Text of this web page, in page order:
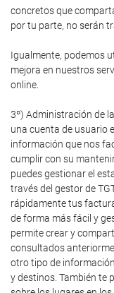
concretos que
por tu parte, no serán
Igualmente, podemos
mejora en nuestros
online.
3º) Administración de
una cuenta de usuario
información que nos
cumplir con su
puedes gestionar el
través del gestor de
rápidamente tus
de forma más fácil y
permite crear y
consultados
otro tipo de
y destinos. También te